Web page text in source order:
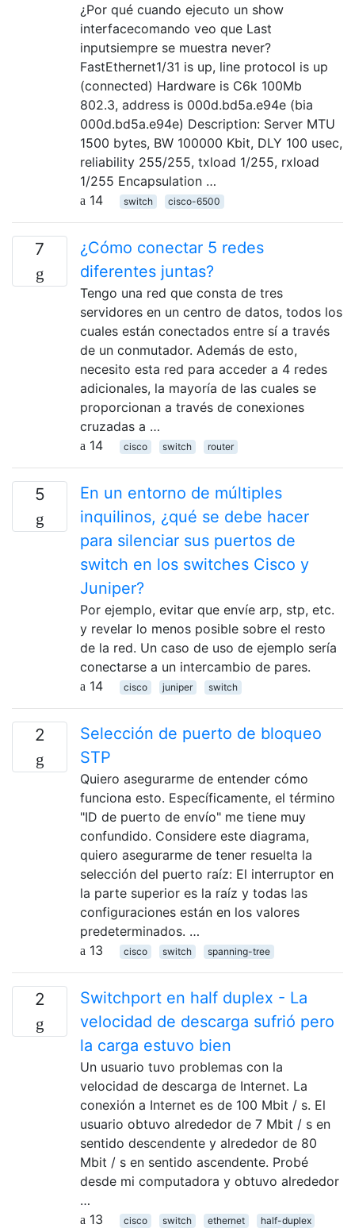
¿Por qué cuando ejecuto un show
interfacecomando veo que Last
inputsiempre se muestra never?
FastEthernet1/31 is up, line protocol is up
(connected) Hardware is C6k 100Mb
802.3, address is 000d.bd5a.e94e (bia
000d.bd5a.e94e) Description: Server MTU
1500 bytes, BW 100000 Kbit, DLY 100 usec,
reliability 255/255, txload 1/255, rxload
1/255 Encapsulation …
14
switch cisco-6500
7
¿Cómo conectar 5 redes
diferentes juntas?
Tengo una red que consta de tres
servidores en un centro de datos, todos los
cuales están conectados entre sí a través
de un conmutador. Además de esto,
necesito esta red para acceder a 4 redes
adicionales, la mayoría de las cuales se
proporcionan a través de conexiones
cruzadas a …
14
cisco switch router
5
En un entorno de múltiples
inquilinos, ¿qué se debe hacer
para silenciar sus puertos de
switch en los switches Cisco y
Juniper?
Por ejemplo, evitar que envíe arp, stp, etc.
y revelar lo menos posible sobre el resto
de la red. Un caso de uso de ejemplo sería
conectarse a un intercambio de pares.
14
cisco juniper switch
2
Selección de puerto de bloqueo
STP
Quiero asegurarme de entender cómo
funciona esto. Específicamente, el término
"ID de puerto de envío" me tiene muy
confundido. Considere este diagrama,
quiero asegurarme de tener resuelta la
selección del puerto raíz: El interruptor en
la parte superior es la raíz y todas las
configuraciones están en los valores
predeterminados. …
13
cisco switch spanning-tree
2
Switchport en half duplex - La
velocidad de descarga sufrió pero
la carga estuvo bien
Un usuario tuvo problemas con la
velocidad de descarga de Internet. La
conexión a Internet es de 100 Mbit / s. El
usuario obtuvo alrededor de 7 Mbit / s en
sentido descendente y alrededor de 80
Mbit / s en sentido ascendente. Probé
desde mi computadora y obtuvo alrededor
…
13
cisco switch ethernet half-duplex